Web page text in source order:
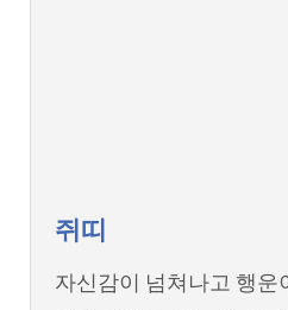
쥐띠
자신감이 넘쳐나고 행운